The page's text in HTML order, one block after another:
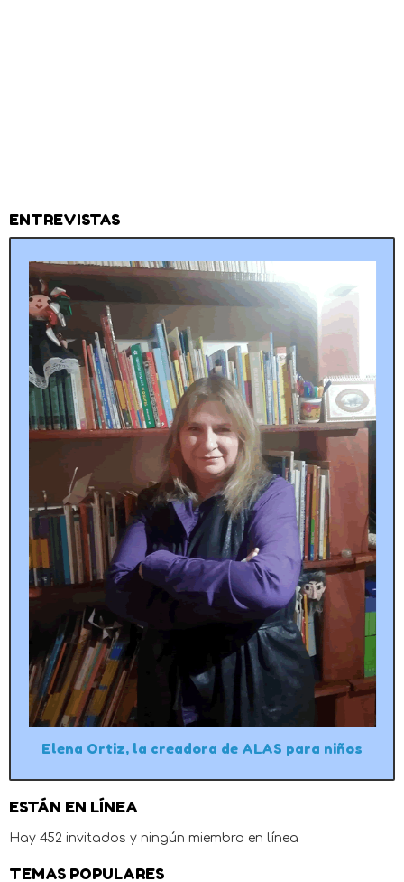
ENTREVISTAS
Elena Ortiz, la creadora de ALAS para niños
ESTÁN EN LÍNEA
Hay 452 invitados y ningún miembro en línea
TEMAS POPULARES